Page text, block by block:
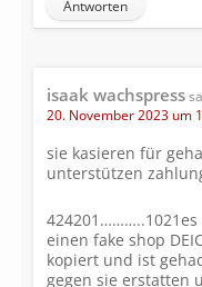
Antworten
isaak wachspress
20. November 2023 um
sie kasieren für
unterstützen
einen fake shop
kopiert und ist
gegen sie erstatten